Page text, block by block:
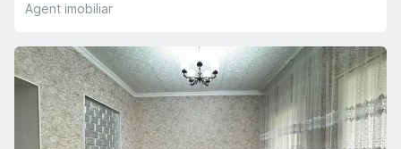
Agent imobiliar